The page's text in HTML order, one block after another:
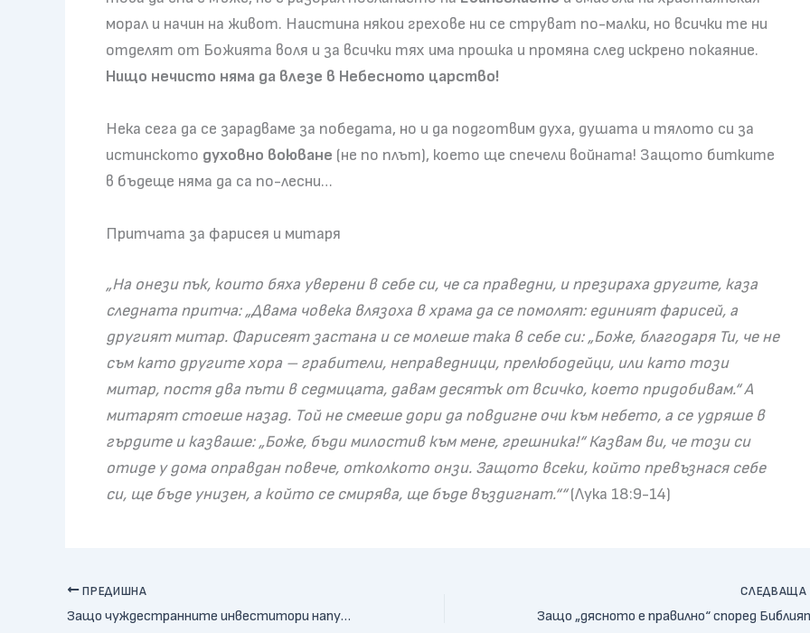
морал и начин на живот. Наистина някои грехове ни се струват по-малки, но всички те ни
отделят от Божията воля и за всички тях има прошка и промяна след искрено покаяние.
Нищо нечисто няма да влезе в Небесното царство!
Нека сега да се зарадваме за победата, но и да подготвим духа, душата и тялото си за
истинското духовно воюване (не по плът), което ще спечели войната! Защото битките
в бъдеще няма да са по-лесни…
Притчата за фарисея и митаря
„На онези пък, които бяха уверени в себе си, че са праведни, и презираха другите, каза
следната притча: „Двама човека влязоха в храма да се помолят: единият фарисей, а
другият митар. Фарисеят застана и се молеше така в себе си: „Боже, благодаря Ти, че не
съм като другите хора – грабители, неправедници, прелюбодейци, или като този
митар, постя два пъти в седмицата, давам десятък от всичко, което придобивам.“ А
митарят стоеше назад. Той не смееше дори да повдигне очи към небето, а се удряше в
гърдите и казваше: „Боже, бъди милостив към мене, грешника!“ Казвам ви, че този си
отиде у дома оправдан повече, отколкото онзи. Защото всеки, който превъзнася себе
си, ще бъде унизен, а който се смирява, ще бъде въздигнат.““(Лука 18:9-14)
ПРЕДИШНА
Защо чуждестранните инвеститори напускат България: Анализ и решения
СЛЕДВАЩА
Защо „дясното е правилно“ според